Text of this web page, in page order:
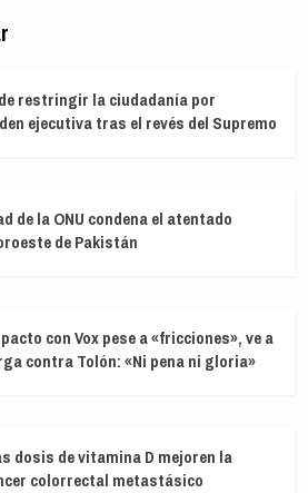
restringir la ciudadanía por
ejecutiva tras el revés del Supremo
de la ONU condena el atentado
de Pakistán
con Vox pese a «fricciones», ve a
contra Tolón: «Ni pena ni gloria»
dosis de vitamina D mejoren la
colorrectal metastásico